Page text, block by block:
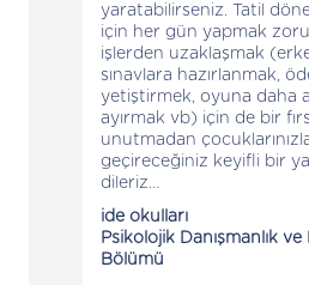
yaratabilirseniz. Tatil
için her gün yapmak
işlerden uzaklaşmak
sınavlara hazırlanmak,
yetiştirmek, oyuna daha
ayırmak vb) için de bir
unutmadan
geçireceğiniz keyifli bir
dileriz…
ide
Psikolojik Danışmanlık
Bölümü